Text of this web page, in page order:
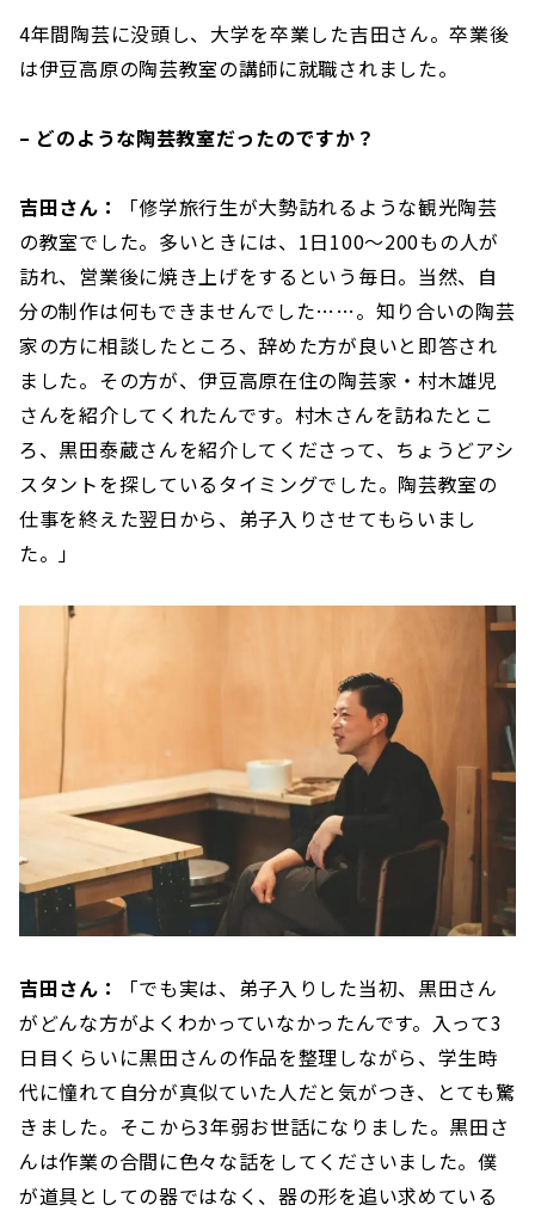
4年間陶芸に没頭し、大学を卒業した吉田さん。卒業後
は伊豆高原の陶芸教室の講師に就職されました。
– どのような陶芸教室だったのですか？
吉田さん：
「修学旅行生が大勢訪れるような観光陶芸
の教室でした。多いときには、1日100〜200もの人が
訪れ、営業後に焼き上げをするという毎日。当然、自
分の制作は何もできませんでした……。知り合いの陶芸
家の方に相談したところ、辞めた方が良いと即答され
ました。その方が、伊豆高原在住の陶芸家・村木雄児
さんを紹介してくれたんです。村木さんを訪ねたとこ
ろ、黒田泰蔵さんを紹介してくださって、ちょうどアシ
スタントを探しているタイミングでした。陶芸教室の
仕事を終えた翌日から、弟子入りさせてもらいまし
た。」
吉田さん：
「でも実は、弟子入りした当初、黒田さん
がどんな方がよくわかっていなかったんです。入って3
日目くらいに黒田さんの作品を整理しながら、学生時
代に憧れて自分が真似ていた人だと気がつき、とても驚
きました。そこから3年弱お世話になりました。黒田さ
んは作業の合間に色々な話をしてくださいました。僕
が道具としての器ではなく、器の形を追い求めている